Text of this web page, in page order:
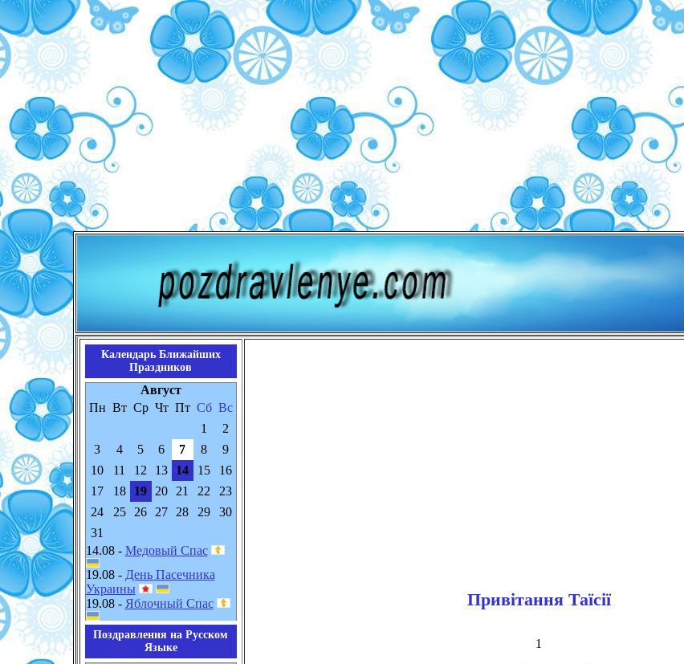
Календарь Ближайших
Праздников
Август
Пн Вт Ср Чт Пт Сб Вс
1
2
3
4 5 6 7 8
9
10
11 12 13 14 15
16
17
18 19 20 21 22
23
24
25 26 27 28 29
30
31
14.08 - Медовый Спас
19.08 - День Пасечника
Украины
19.08 - Яблочный Спас
Поздравления на Русском
Языке
Привітання Таїсії
1